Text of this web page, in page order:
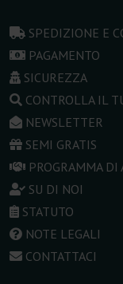
SPEDIZIONE E
PAGAMENTO
SICUREZZA
CONTROLLA IL
NEWSLETTER
SEMI GRATIS
PROGRAMMA
SU DI NOI
STATUTO
NOTE LEGALI
CONTATTACI